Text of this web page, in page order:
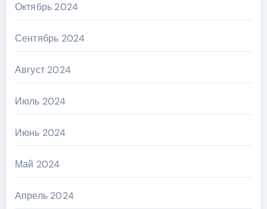
Октябрь 2024
Сентябрь 2024
Август 2024
Июль 2024
Июнь 2024
Май 2024
Апрель 2024